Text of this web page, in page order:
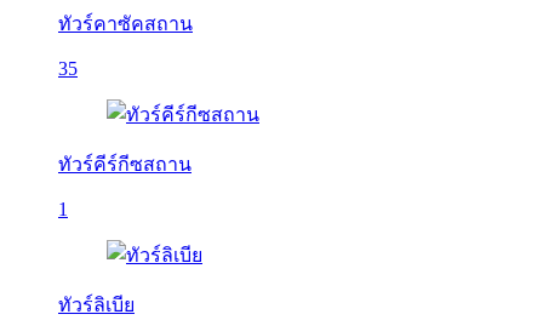
ทัวร์คาซัคสถาน
35
ทัวร์คีร์กีซสถาน
1
ทัวร์ลิเบีย